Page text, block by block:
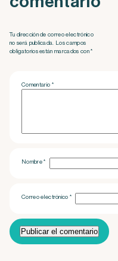
Tu dirección de correo electrónico
no será publicada. Los campos
obligatorios están marcados con *
Comentario *
Nombre*
Correo electrónico*